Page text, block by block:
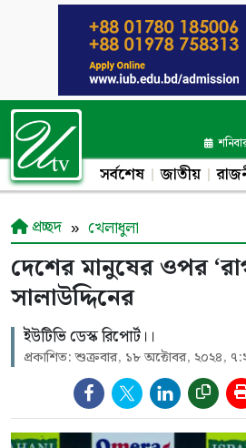
সর্বশেষ জাতীয়
প্রচ্ছদ খেলাধুলা
দেশের মানুষের ওপর
সালাউদ্দিনের
ইউটিভি ডেস্ক রিপোর্ট।।
প্রকাশিত: শুক্রবার, ১৮ অক্টোবর, ২০২৪,